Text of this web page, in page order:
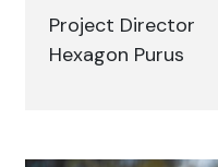
Project Director
Hexagon Purus